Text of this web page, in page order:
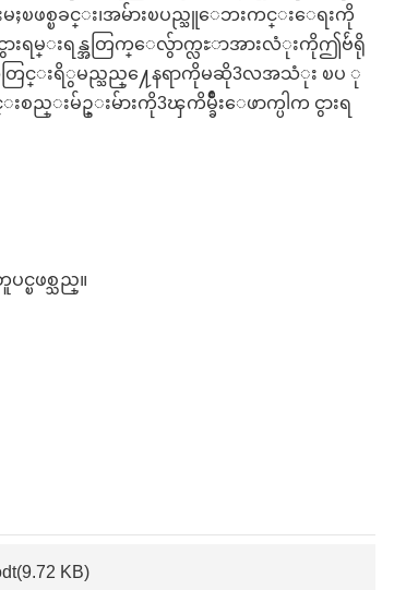
မႈၿဖစ္ၿခင္း၊အမ်ားၿပည္သူေဘးကင္းေရးကို
းရမ္းရန္အတြက္ေလွ်ာက္လႊာအားလံုးကိုဤဗ်ဴရို
မအတြင္းရိွမည္သည္႔ေနရာကိုမဆို3လအသံုး ၿပ
စည္းမ်ဥ္းမ်ားကို3ၾကိမ္ခ်ိဳးေဖာက္ပါက ငွားရ
ၿဖစ္သည္။
KB)